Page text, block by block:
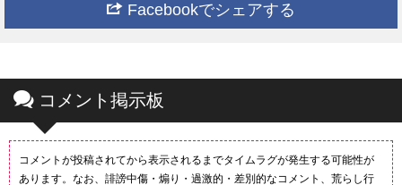
Facebookでシェアする
コメント掲示板
コメントが投稿されてから表示されるまでタイムラグが発生する可能性が
あります。なお、誹謗中傷・煽り・過激的・差別的なコメント、荒らし行